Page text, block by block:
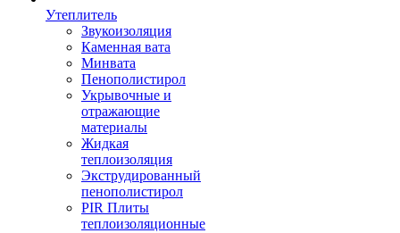
Утеплитель
Звукоизоляция
Каменная вата
Минвата
Пенополистирол
Укрывочные и
отражающие
материалы
Жидкая
теплоизоляция
Экструдированный
пенополистирол
PIR Плиты
теплоизоляционные